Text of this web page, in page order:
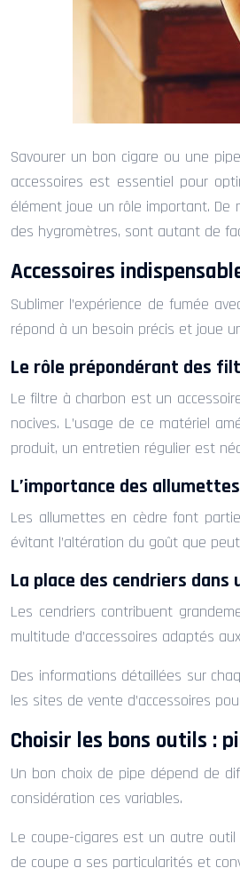
Savourer un bon cigare ou une
accessoires est essentiel pour
élément joue un rôle important. De
des hygromètres, sont autant de
Accessoires
Sublimer l’expérience de fumée
répond à un besoin précis et joue
Le rôle prépondérant des
Le filtre à charbon est un
nocives. L’usage de ce matériel
produit, un entretien régulier est
L’importance des
Les allumettes en cèdre font
évitant l’altération du goût que
La place des cendriers
Les cendriers contribuent
multitude d’accessoires adaptés
Des informations détaillées sur
les sites de vente d’accessoires
Choisir les bons outils :
Un bon choix de pipe dépend de
considération ces variables.
Le coupe-cigares est un autre outil
de coupe a ses particularités et